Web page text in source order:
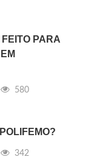
PARA
580
342